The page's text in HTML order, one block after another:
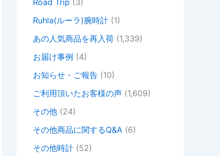
Road Trip (3)
Ruhla(ルーラ)腕時計 (1)
あの人気商品を再入荷 (1,339)
お届け事例 (4)
お知らせ・ご報告 (10)
ご利用頂いたお客様の声 (1,609)
その他 (24)
その他商品に関するQ&A (6)
その他時計 (52)